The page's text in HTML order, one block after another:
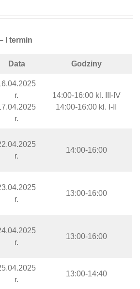
I termin
Data Godziny
r.
r.
14:00-16:00 kl. III-IV
14:00-16:00 kl. I-II
r.
14:00-16:00
r.
13:00-16:00
r.
13:00-16:00
r.
13:00-14:40